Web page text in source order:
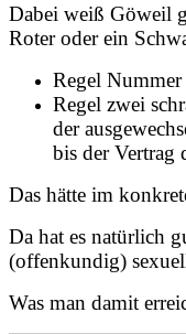
Dabei weiß Göweil
Roter oder ein
Regel Nummer
Regel zwei
der
bis der Vertrag
Das hätte im
Da hat es natürlich
(offenkundig)
Was man damit